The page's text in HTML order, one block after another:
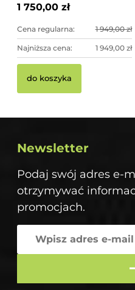
1 750,00 zł
Cena regularna: 1 949,00 zł
Najniższa cena: 1 949,00 zł
do koszyka
Newsletter
Podaj swój adres e-
otrzymywać
promocjach.